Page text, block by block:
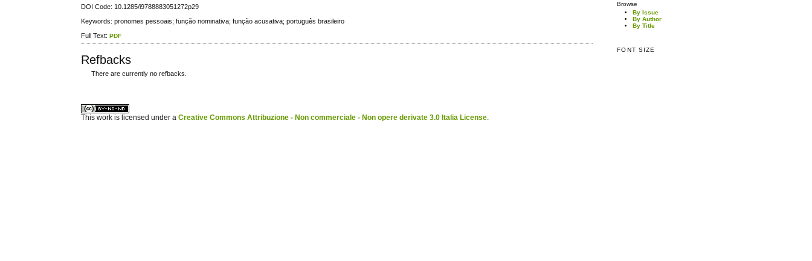
Browse
By Issue
By Author
By Title
FONT SIZE
DOI Code: 10.1285/i9788883051272p29
Keywords: pronomes pessoais; função nominativa; função acusativa; português brasileiro
Full Text:PDF
Refbacks
There are currently no refbacks.
This work is licensed under aCreative Commons Attribuzione - Non commerciale - Non opere derivate 3.0 Italia License.